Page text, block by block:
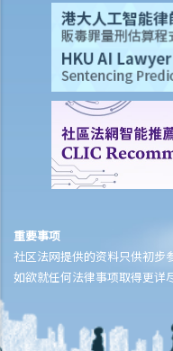
与未婚夫订立婚姻协议书。甚
7. 婚姻协议具法律效力吗？
父母权利和义务
1. 父亲对非婚生子女有父母
注册父亲名字，该名父亲其
同意吗？是否需要任何证据
2. 在香港，同性伴侣是否享
3. 未满18岁的青少年能不顾
5. 体罚与暴力：界限是什么？
管养和监护儿童
B. 由法庭委任监护人
C. 《未成年人监护条例》
重要事项
社区法网提供的资料只供初步
如欲就任何法律事项取得更详